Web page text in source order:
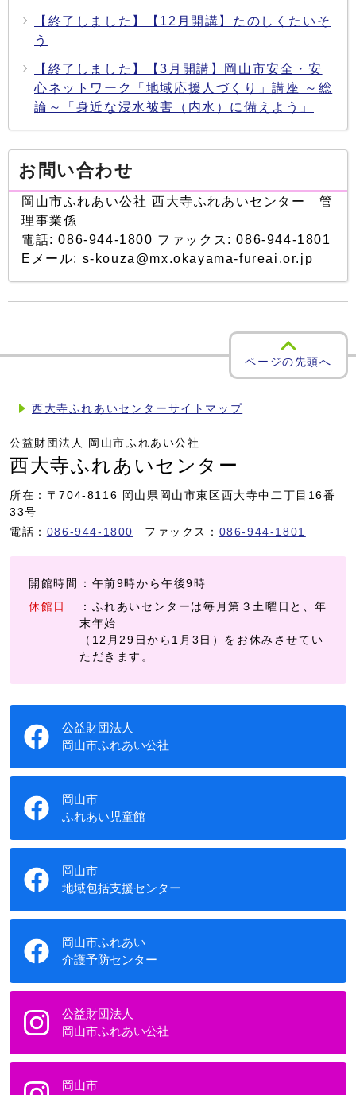
【終了しました】【12月開講】たのしくたいそ
う
【終了しました】【3月開講】岡山市安全・安
心ネットワーク「地域応援人づくり」講座 ～総
論～「身近な浸水被害（内水）に備えよう」
お問い合わせ
岡山市ふれあい公社 西大寺ふれあいセンター 管
理事業係
電話: 086-944-1800 ファックス: 086-944-1801
Eメール: s-kouza@mx.okayama-fureai.or.jp
ページの先頭へ
西大寺ふれあいセンターサイトマップ
公益財団法人 岡山市ふれあい公社
西大寺ふれあいセンター
所在：〒704-8116 岡山県岡山市東区西大寺中二丁目16番
33号
電話： 086-944-1800 ファックス： 086-944-1801
開館時間
：午前9時から午後9時
休館日
：ふれあいセンターは毎月第３土曜日と、年
末年始
（12月29日から1月3日）をお休みさせてい
ただきます。
公益財団法人
岡山市ふれあい公社
岡山市
ふれあい児童館
岡山市
地域包括支援センター
岡山市ふれあい
介護予防センター
公益財団法人
岡山市ふれあい公社
岡山市